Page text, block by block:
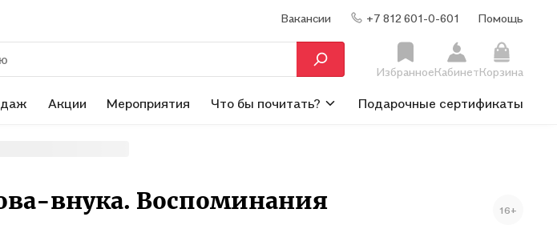
Вакансии +7 812 601-0-601 Помощь
ИзбранноеКабинетКорзина
Акции Мероприятия Что бы почитать? Подарочные сертификаты
внука. Воспоминания 16+